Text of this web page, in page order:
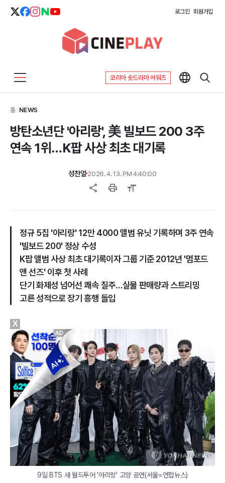
로그인 회원가입
코리아 숏드라마 어워즈
홈>NEWS
방탄소년단 '아리랑', 美 빌보드 200 3주
연속 1위…K팝 사상 최초 대기록
성찬얼 2026. 4. 13. PM 4:40:00
share print format_size
정규 5집 '아리랑' 12만 4000 앨범 유닛 기록하며 3주 연속
'빌보드 200' 정상 수성
K팝 앨범 사상 최초 대기록이자 그룹 기준 2012년 '멈포드
앤 선즈' 이후 첫 사례
단기 화제성 넘어선 쾌속 질주…실물 판매량과 스트리밍
고른 성적으로 장기 흥행 돌입
9일 BTS 새 월드투어 '아리랑' 고양 공연(서울=연합뉴스)
X